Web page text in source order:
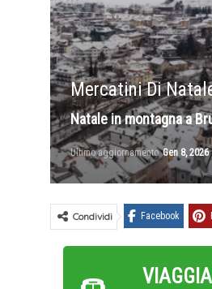
Mercatini Di
Natale in montagna a
Ultimo aggiornamentoGen 8, 2026
Condividi Facebook